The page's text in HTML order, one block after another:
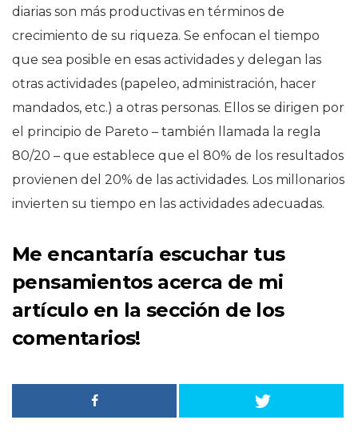
diarias son más productivas en términos de
crecimiento de su riqueza. Se enfocan el tiempo
que sea posible en esas actividades y delegan las
otras actividades (papeleo, administración, hacer
mandados, etc.) a otras personas. Ellos se dirigen por
el principio de Pareto – también llamada la regla
80/20 – que establece que el 80% de los resultados
provienen del 20% de las actividades. Los millonarios
invierten su tiempo en las actividades adecuadas.
Me encantaría escuchar tus
pensamientos acerca de mi
artículo en la sección de los
comentarios!